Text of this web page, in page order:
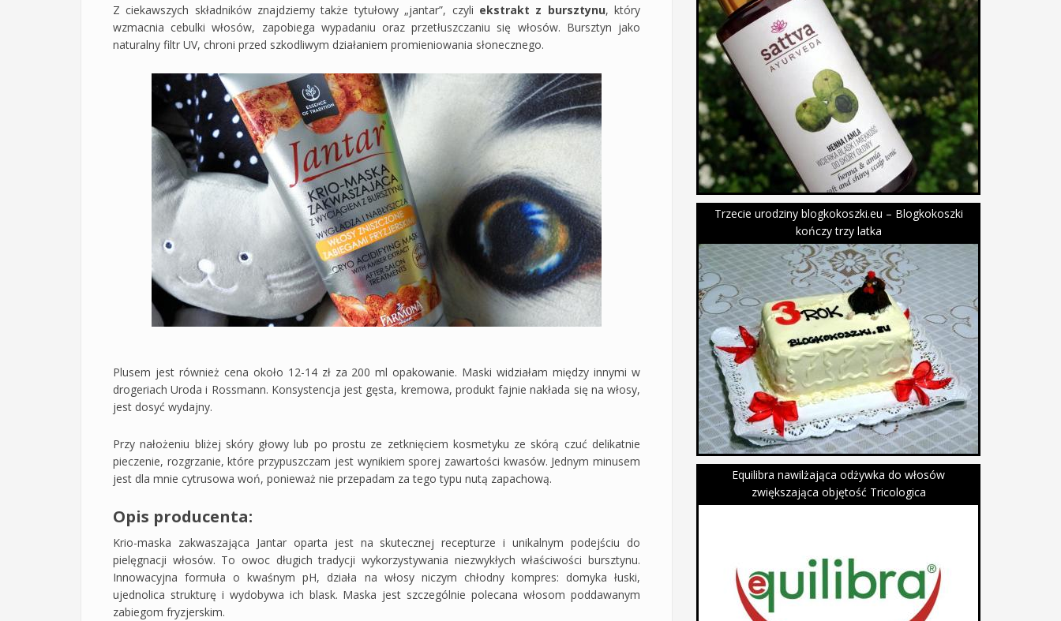
Z ciekawszych składników znajdziemy także tytułowy „jantar”, czyli ekstrakt z bursztynu, który
wzmacnia cebulki włosów, zapobiega wypadaniu oraz przetłuszczaniu się włosów. Bursztyn jako
naturalny filtr UV, chroni przed szkodliwym działaniem promieniowania słonecznego.
Plusem jest również cena około 12-14 zł za 200 ml opakowanie. Maski widziałam między innymi w
drogeriach Uroda i Rossmann. Konsystencja jest gęsta, kremowa, produkt fajnie nakłada się na włosy,
jest dosyć wydajny.
Przy nałożeniu bliżej skóry głowy lub po prostu ze zetknięciem kosmetyku ze skórą czuć delikatnie
pieczenie, rozgrzanie, które przypuszczam jest wynikiem sporej zawartości kwasów. Jednym minusem
jest dla mnie cytrusowa woń, ponieważ nie przepadam za tego typu nutą zapachową.
Opis producenta:
Krio-maska zakwaszająca Jantar oparta jest na skutecznej recepturze i unikalnym podejściu do
pielęgnacji włosów. To owoc długich tradycji wykorzystywania niezwykłych właściwości bursztynu.
Innowacyjna formuła o kwaśnym pH, działa na włosy niczym chłodny kompres: domyka łuski,
ujednolica strukturę i wydobywa ich blask. Maska jest szczególnie polecana włosom poddawanym
zabiegom fryzjerskim.
Trzecie urodziny blogkokoszki.eu – Blogkokoszki
kończy trzy latka
Equilibra nawilżająca odżywka do włosów
zwiększająca objętość Tricologica